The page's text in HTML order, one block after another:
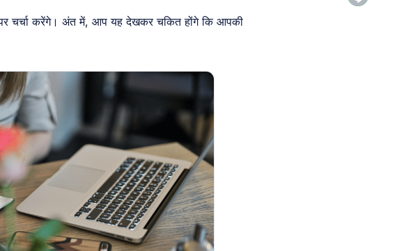
चर्चा करेंगे। अंत में, आप यह देखकर चकित होंगे कि आपकी